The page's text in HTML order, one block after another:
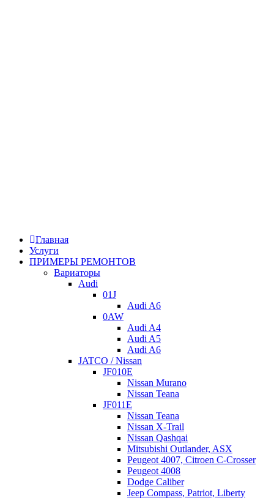
Главная
Услуги
ПРИМЕРЫ РЕМОНТОВ
Вариаторы
Audi
01J
Audi A6
0AW
Audi A4
Audi A5
Audi A6
JATCO / Nissan
JF010E
Nissan Murano
Nissan Teana
JF011E
Nissan Teana
Nissan X-Trail
Nissan Qashqai
Mitsubishi Outlander, ASX
Peugeot 4007, Citroen C-Crosser
Peugeot 4008
Dodge Caliber
Jeep Compass, Patriot, Liberty
1989 году гидроблок изменили и стало 4 соленоида.
В 1993 изменили фильтр под глубокий поддон
полноприводных Audi, удлинив заборную трубку. Фильтры
металлические, закрытые, с мембраной из металлической
сетки. При замене трансмиссионной жидкости также
выполняется замена фильтра.